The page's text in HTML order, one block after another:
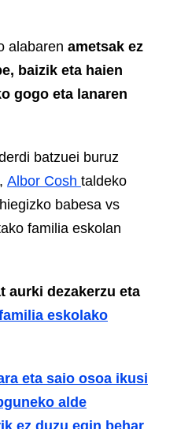
alabaren ametsak ez
baizik eta haien
gogo eta lanaren
batzuei buruz
Albor Cosh taldeko
babesa vs
familia eskolan
aurki dezakerzu eta
eskolako
eta saio osoa ikusi
alde
ez duzu egin behar